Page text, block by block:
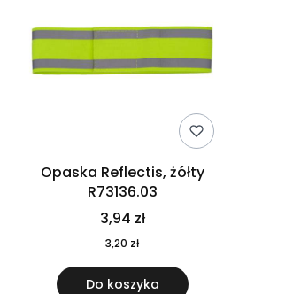
Opaska Reflectis, żółty
R73136.03
3,94 zł
3,20 zł
Do koszyka